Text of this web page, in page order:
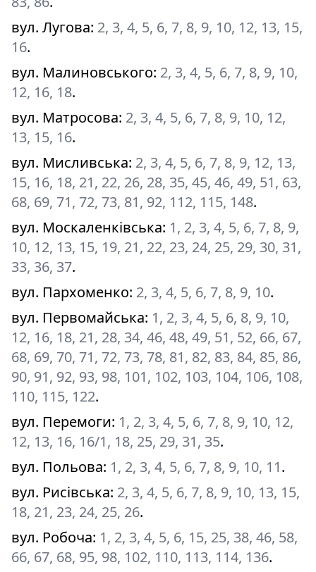
вул. Лугова: 2, 3, 4, 5, 6, 7, 8, 9, 10, 12, 13, 15,
16.
вул. Малиновського: 2, 3, 4, 5, 6, 7, 8, 9, 10,
12, 16, 18.
вул. Матросова: 2, 3, 4, 5, 6, 7, 8, 9, 10, 12,
13, 15, 16.
вул. Мисливська: 2, 3, 4, 5, 6, 7, 8, 9, 12, 13,
15, 16, 18, 21, 22, 26, 28, 35, 45, 46, 49, 51, 63,
68, 69, 71, 72, 73, 81, 92, 112, 115, 148.
вул. Москаленківська: 1, 2, 3, 4, 5, 6, 7, 8, 9,
10, 12, 13, 15, 19, 21, 22, 23, 24, 25, 29, 30, 31,
33, 36, 37.
вул. Пархоменко: 2, 3, 4, 5, 6, 7, 8, 9, 10.
вул. Первомайська: 1, 2, 3, 4, 5, 6, 8, 9, 10,
12, 16, 18, 21, 28, 34, 46, 48, 49, 51, 52, 66, 67,
68, 69, 70, 71, 72, 73, 78, 81, 82, 83, 84, 85, 86,
90, 91, 92, 93, 98, 101, 102, 103, 104, 106, 108,
110, 115, 122.
вул. Перемоги: 1, 2, 3, 4, 5, 6, 7, 8, 9, 10, 12,
12, 13, 16, 16/1, 18, 25, 29, 31, 35.
вул. Польова: 1, 2, 3, 4, 5, 6, 7, 8, 9, 10, 11.
вул. Рисівська: 2, 3, 4, 5, 6, 7, 8, 9, 10, 13, 15,
18, 21, 23, 24, 25, 26.
вул. Робоча: 1, 2, 3, 4, 5, 6, 15, 25, 38, 46, 58,
66, 67, 68, 95, 98, 102, 110, 113, 114, 136.